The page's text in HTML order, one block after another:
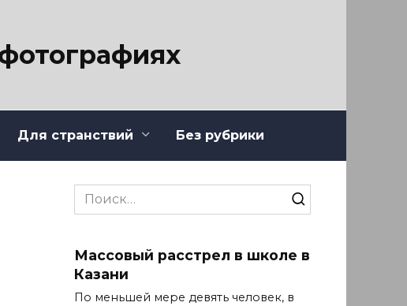
Для странствий Без рубрики
Search
for:
Массовый расстрел в школе в
Казани
По меньшей мере девять человек, в